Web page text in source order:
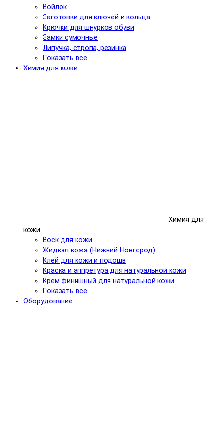
Войлок
Заготовки для ключей и кольца
Крючки для шнурков обуви
Замки сумочные
Липучка, стропа, резинка
Показать все
Химия для кожи
Химия для
кожи
Воск для кожи
Жидкая кожа (Нижний Новгород)
Клей для кожи и подошв
Краска и аппретура для натуральной кожи
Крем финишный для натуральной кожи
Показать все
Оборудование